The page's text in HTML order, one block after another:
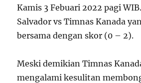
Kamis 3 Febuari 2022 pagi
Salvador vs Timnas Kanada
bersama dengan skor (0 – 2).
Meski demikian Timnas
mengalami kesulitan